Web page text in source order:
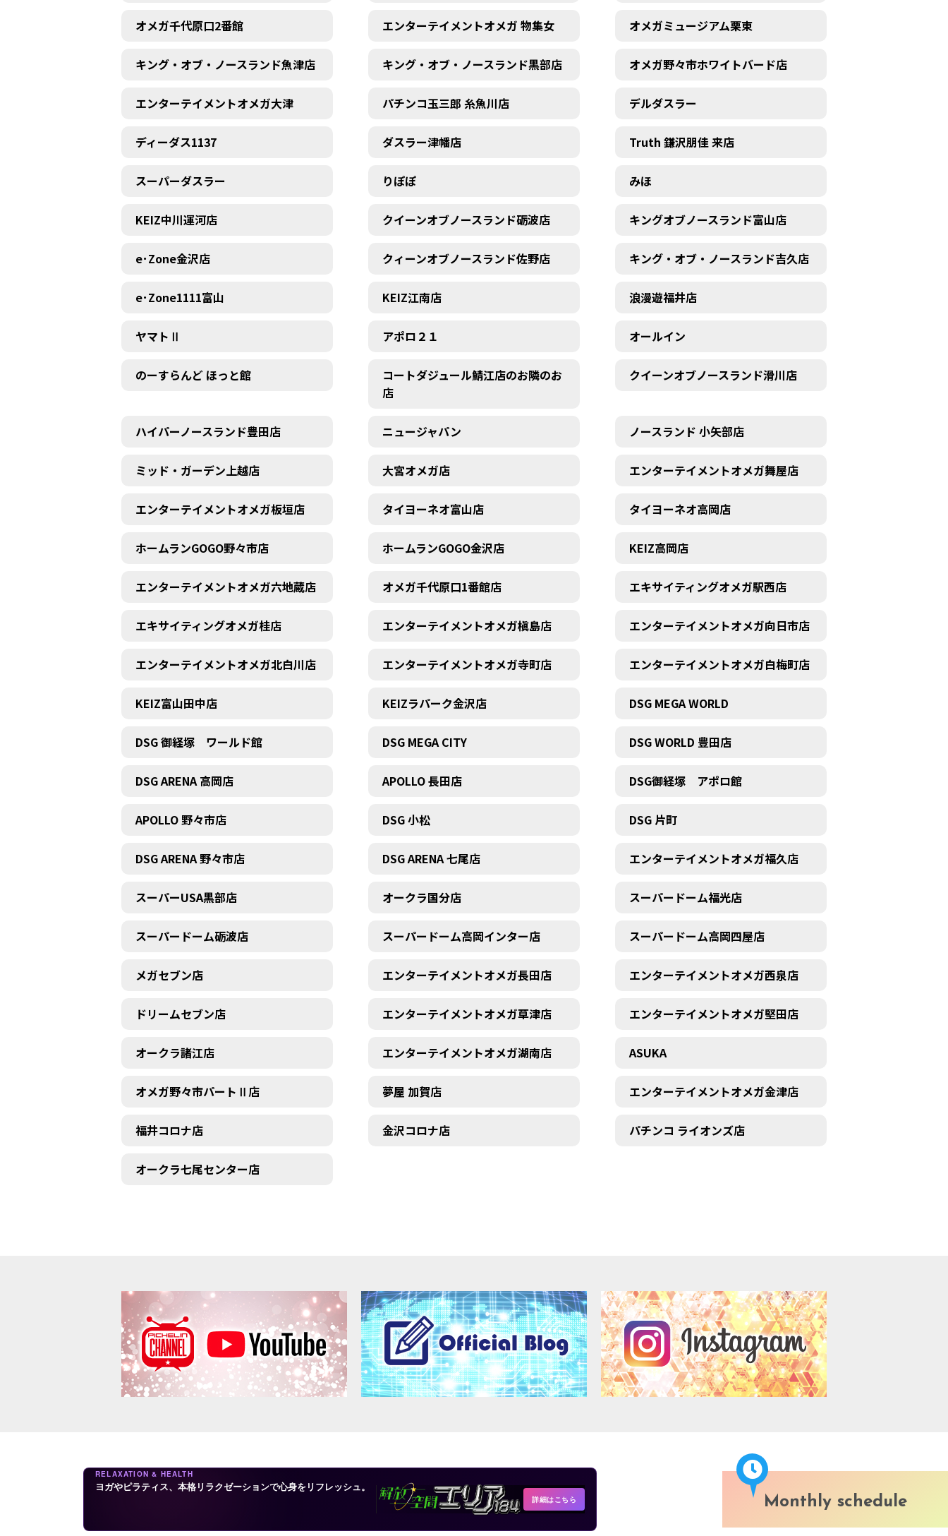
オメガ千代原口2番館 エンターテイメントオメガ 物集女 オメガミュージアム栗東
キング・オブ・ノースランド魚津店 キング・オブ・ノースランド黒部店 オメガ野々市ホワイトバード店
エンターテイメントオメガ大津 パチンコ玉三郎 糸魚川店 デルダスラー
ディーダス1137 ダスラー津幡店 Truth 鎌沢朋佳 来店
スーパーダスラー りぽぽ みほ
KEIZ中川運河店 クイーンオブノースランド砺波店 キングオブノースランド富山店
e･Zone金沢店 クィーンオブノースランド佐野店 キング・オブ・ノースランド吉久店
e･Zone1111富山 KEIZ江南店 浪漫遊福井店
ヤマトⅡ アポロ２１ オールイン
のーすらんど ほっと館
コートダジュール鯖江店のお隣のお
店
クイーンオブノースランド滑川店
ハイパーノースランド豊田店 ニュージャパン ノースランド 小矢部店
ミッド・ガーデン上越店 大宮オメガ店 エンターテイメントオメガ舞屋店
エンターテイメントオメガ板垣店 タイヨーネオ富山店 タイヨーネオ高岡店
ホームランGOGO野々市店 ホームランGOGO金沢店 KEIZ高岡店
エンターテイメントオメガ六地蔵店 オメガ千代原口1番館店 エキサイティングオメガ駅西店
エキサイティングオメガ桂店 エンターテイメントオメガ槇島店 エンターテイメントオメガ向日市店
エンターテイメントオメガ北白川店 エンターテイメントオメガ寺町店 エンターテイメントオメガ白梅町店
KEIZ富山田中店 KEIZラパーク金沢店 DSG MEGA WORLD
DSG 御経塚 ワールド館 DSG MEGA CITY DSG WORLD 豊田店
DSG ARENA 高岡店 APOLLO 長田店 DSG御経塚 アポロ館
APOLLO 野々市店 DSG 小松 DSG 片町
DSG ARENA 野々市店 DSG ARENA 七尾店 エンターテイメントオメガ福久店
スーパーUSA黒部店 オークラ国分店 スーパードーム福光店
スーパードーム砺波店 スーパードーム高岡インター店 スーパードーム高岡四屋店
メガセブン店 エンターテイメントオメガ長田店 エンターテイメントオメガ西泉店
ドリームセブン店 エンターテイメントオメガ草津店 エンターテイメントオメガ堅田店
オークラ諸江店 エンターテイメントオメガ湖南店 ASUKA
オメガ野々市パートⅡ店 夢屋 加賀店 エンターテイメントオメガ金津店
福井コロナ店 金沢コロナ店 パチンコ ライオンズ店
オークラ七尾センター店
RELAXATION & HEALTH
ヨガやピラティス、本格リラクゼーションで心身をリフレッシュ。
詳細はこちら Monthly schedule